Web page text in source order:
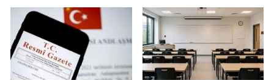
Şırnak Müftülüğü
Tekirdağ Müftülüğü